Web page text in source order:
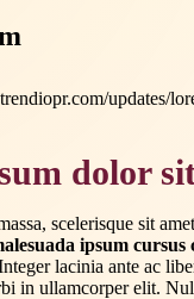
trendiopr.com/updates/
dolor
scelerisque sit
ipsum
lacinia ante ac
in ullamcorper elit.